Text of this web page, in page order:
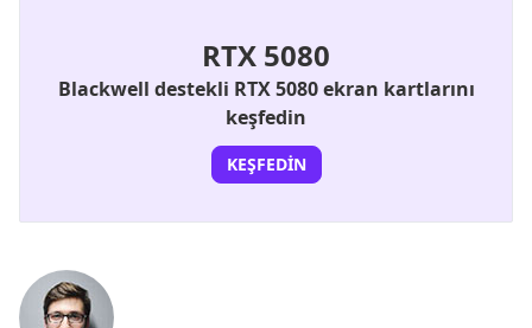
RTX 5080
Blackwell destekli RTX 5080 ekran kartlarını
keşfedin
KEŞFEDIN